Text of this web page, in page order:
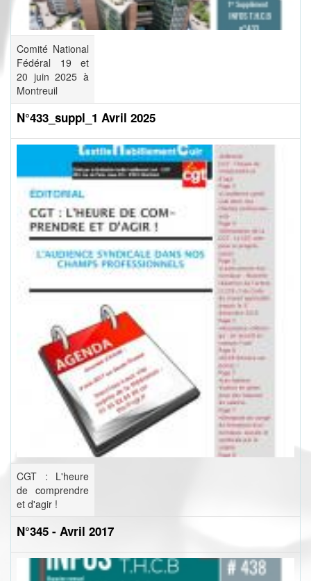
Comité National
Fédéral 19 et
20 juin 2025 à
Montreuil
N°433_suppl_1 Avril 2025
CGT : L'heure
de comprendre
et d'agir !
N°345 - Avril 2017